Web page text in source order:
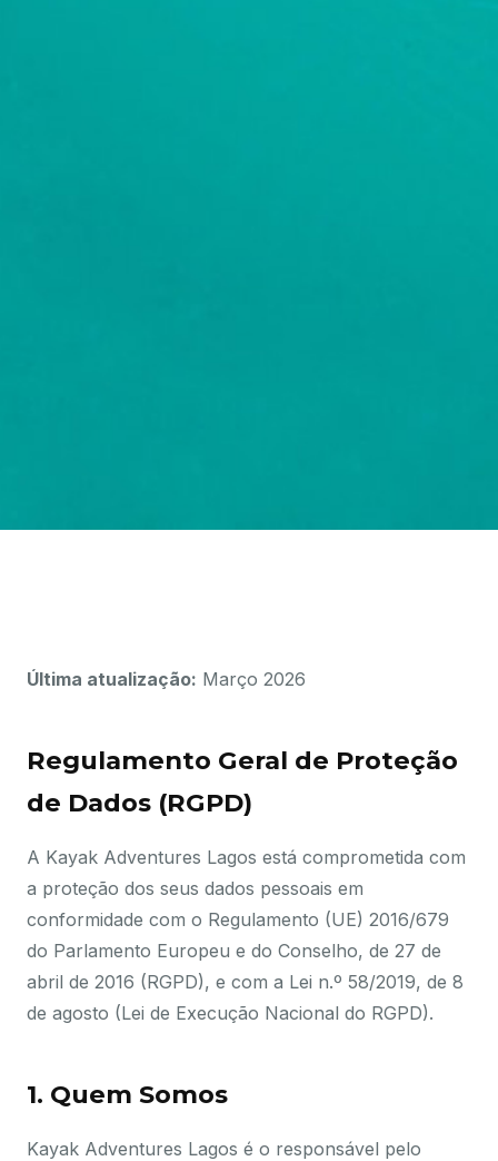
Última atualização: Março 2026
Regulamento Geral de Proteção
de Dados (RGPD)
A Kayak Adventures Lagos está comprometida com
a proteção dos seus dados pessoais em
conformidade com o Regulamento (UE) 2016/679
do Parlamento Europeu e do Conselho, de 27 de
abril de 2016 (RGPD), e com a Lei n.º 58/2019, de 8
de agosto (Lei de Execução Nacional do RGPD).
1. Quem Somos
Kayak Adventures Lagos é o responsável pelo